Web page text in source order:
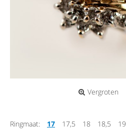
Vergroten
Ringmaat: 17 17,5 18 18,5 19